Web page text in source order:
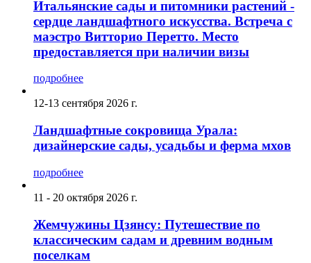
Итальянские сады и питомники растений -
сердце ландшафтного искусства. Встреча с
маэстро Витторио Перетто. Место
предоставляется при наличии визы
подробнее
12-13 сентября 2026 г.
Ландшафтные сокровища Урала:
дизайнерские сады, усадьбы и ферма мхов
подробнее
11 - 20 октября 2026 г.
Жемчужины Цзянсу: Путешествие по
классическим садам и древним водным
поселкам